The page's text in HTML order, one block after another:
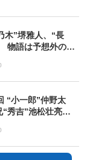
木”堺雅人、“長
物語は予想外の展
“小一郎”仲野太
秀吉”池松壮亮